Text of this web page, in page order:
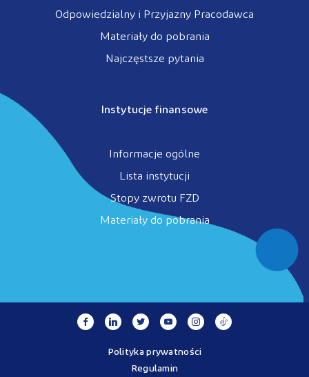
Odpowiedzialny i Przyjazny Pracodawca
Materiały do pobrania
Najczęstsze pytania
Instytucje finansowe
Informacje ogólne
Lista instytucji
Stopy zwrotu FZD
Materiały do pobrania
Polityka prywatności
Regulamin